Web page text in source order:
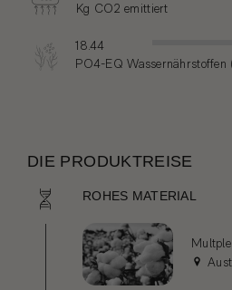
Kg CO2 emittiert
18.44
PO4-EQ Wassernährstoffen
DIE PRODUKTREISE
ROHES MATERIAL